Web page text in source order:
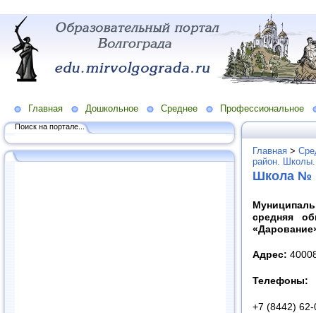
Главная Дошкольное Среднее Профессиональное
Поиск на портале...
Главная >
район. Школы.
Школа №
средняя
Адрес:
Телефоны:
+7 (8442)